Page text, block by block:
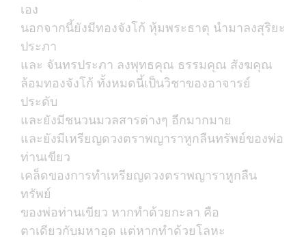
เอง
นอกจากนี้ยังมีทองจังโก้ หุ้มพระธาตุ นำมาลงสุริยะ
ประภา
และ จันทรประภา ลงพุทธคุณ ธรรมคุณ สังฆคุณ
ล้อมทองจังโก้ ทั้งหมดนี้เป็นวิชาของอาจารย์
ประดับ
และยังมีชนวนมวลสารต่างๆ อีกมากมาย
และยังมีเหรียญดวงตราพญาราหูกลืนทรัพย์ของพ่อ
ท่านเขียว
เคล็ดของการทำเหรียญดวงตราพญาราหูกลืน
ทรัพย์
ของพ่อท่านเขียว หากทำด้วยกะลา คือ
ตาเดียวกับมหาอุด แต่หากทำด้วยโลหะ